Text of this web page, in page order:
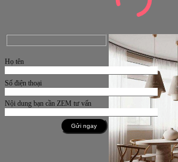
Họ tên
Số điện thoại
Nội dung bạn cần ZEM tư vấn